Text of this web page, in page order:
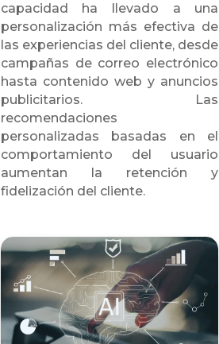
capacidad ha llevado a una
personalización más efectiva de
las experiencias del cliente, desde
campañas de correo electrónico
hasta contenido web y anuncios
publicitarios. Las
recomendaciones
personalizadas basadas en el
comportamiento del usuario
aumentan la retención y
fidelización del cliente.